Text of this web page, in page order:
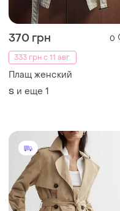
370 грн
0
333 грн с 11 авг.
Плащ женский
S и еще 1